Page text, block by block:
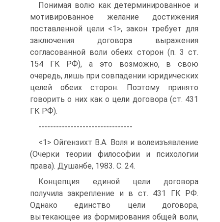
Понимая волю как детерминированное и
мотивированное желание достижения
поставленной цели <1>, закон требует для
заключения договора выражения
согласованной воли обеих сторон (п. 3 ст.
154 ГК РФ), а это возможно, в свою
очередь, лишь при совпадении юридических
целей обеих сторон. Поэтому принято
говорить о них как о цели договора (ст. 431
ГК РФ).
--------------------------------
<1> Ойгензихт В.А. Воля и волеизъявление
(Очерки теории философии и психологии
права). Душанбе, 1983. С. 24.
Концепция единой цели договора
получила закрепление и в ст. 431 ГК РФ.
Однако единство цели договора,
вытекающее из формирования общей воли,